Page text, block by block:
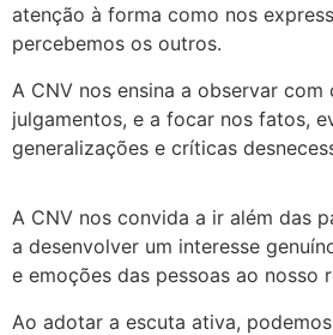
atenção à forma como nos
percebemos os outros.
A CNV nos ensina a observar com
julgamentos, e a focar nos fatos,
generalizações e críticas
A CNV nos convida a ir além das
a desenvolver um interesse
e emoções das pessoas ao nosso
Ao adotar a escuta ativa,